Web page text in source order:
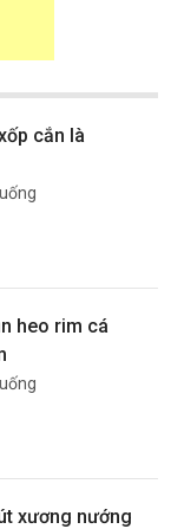
cắn là
heo rim cá
xương nướng